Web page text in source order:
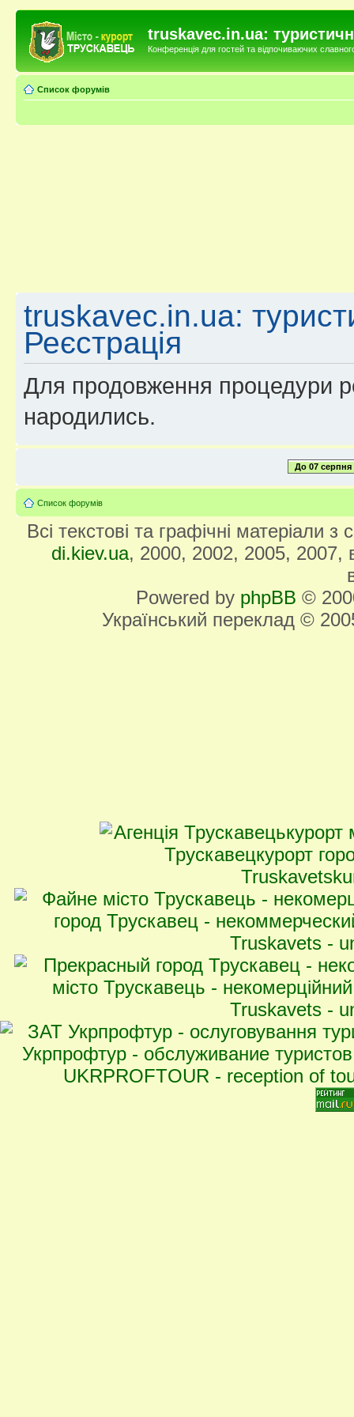
truskavec.in.ua:
Конференція для гостей та відпочиваючих
Список форумів
truskavec.in.ua:
Реєстрація
Для продовження процедури
народились.
До 07 серпня
Список форумів
Всі текстові та графічні матеріали
di.kiev.ua, 2000, 2002, 2005, 2007,
Powered by phpBB ©
Український переклад ©